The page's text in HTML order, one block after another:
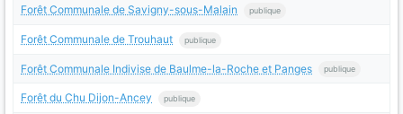
Forêt Communale de Savigny-sous-Malain publique
Forêt Communale de Trouhaut publique
Forêt Communale Indivise de Baulme-la-Roche et Panges publique
Forêt du Chu Dijon-Ancey publique